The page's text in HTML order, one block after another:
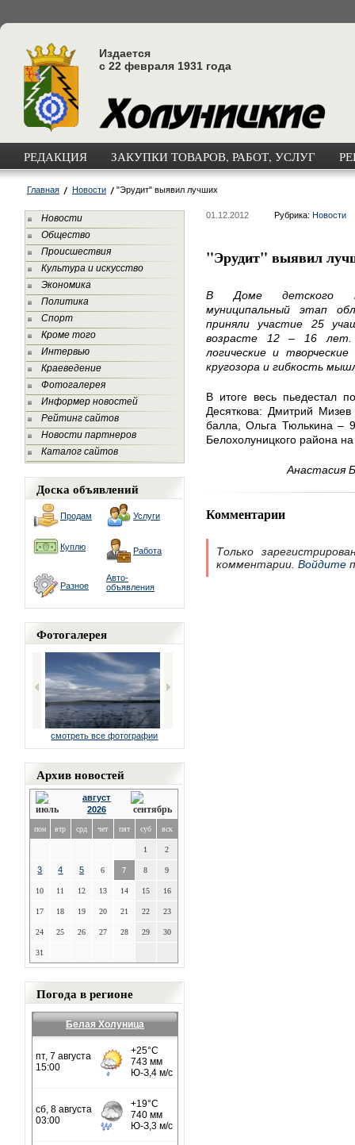
Издается
с 22 февраля 1931 года
РЕДАКЦИЯ ЗАКУПКИ ТОВАРОВ, РАБОТ, УСЛУГ
Главная Новости "Эрудит" выявил лучших
Новости
Общество
Происшествия
Культура и искусство
Экономика
Политика
Спорт
Кроме того
Интервью
Краеведение
Фотогалерея
Информер новостей
Рейтинг сайтов
Новости партнеров
Каталог сайтов
Доска объявлений
Продам Услуги
Куплю Работа
Разное
Авто-
объявления
Фотогалерея
смотреть все фотографии
Архив новостей
август
2026
пон втр срд чет пят суб вск
1 2
3 4 5 6 7 8 9
10 11 12 13 14 15 16
17 18 19 20 21 22 23
24 25 26 27 28 29 30
31
Погода в регионе
Белая Холуница
01.12.2012 Рубрика: Новости
"Эрудит" выявил
В Доме детского
муниципальный этап
приняли участие 25
возрасте 12 – 16 лет.
логические и
кругозора и гибкость
В итоге весь пьедестал
Десяткова: Дмитрий
балла, Ольга Тюлькина –
Белохолуницкого района
Анастасия
Комментарии
Только
комментарии. Войдите